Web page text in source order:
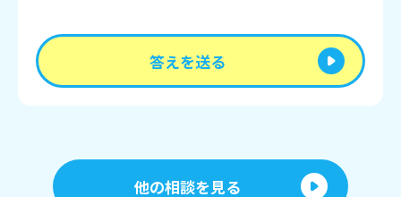
答えを送る
他の相談を見る